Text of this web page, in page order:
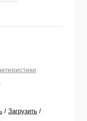
/ Загрузить /